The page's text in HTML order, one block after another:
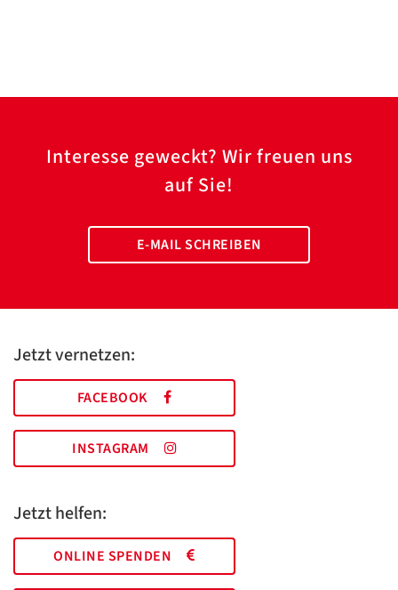
Interesse geweckt? Wir freuen uns
auf Sie!
E-MAIL SCHREIBEN
Jetzt vernetzen:
FACEBOOK
INSTAGRAM
Jetzt helfen:
ONLINE SPENDEN